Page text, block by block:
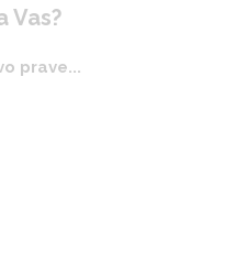
Vas?
prave...